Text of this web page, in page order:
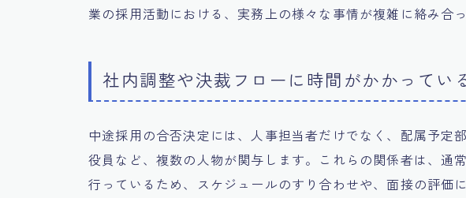
業の採用活動における、実務上の様々な事情が複雑に絡み合っ
社内調整や決裁フローに時間がかかってい
中途採用の合否決定には、人事担当者だけでなく、配属予定
役員など、複数の人物が関与します。これらの関係者は、通
行っているため、スケジュールのすり合わせや、面接の評価